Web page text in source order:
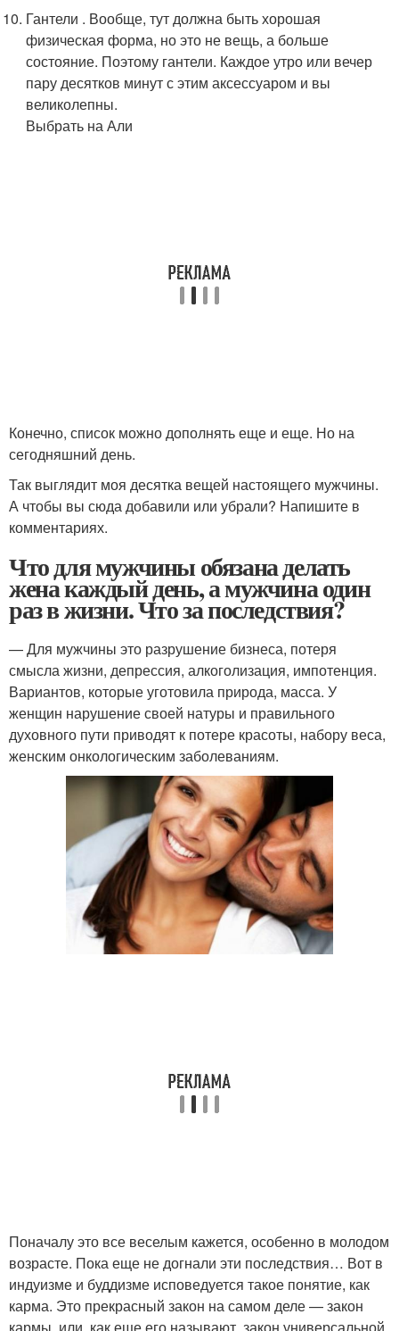
Гантели . Вообще, тут должна быть хорошая
физическая форма, но это не вещь, а больше
состояние. Поэтому гантели. Каждое утро или вечер
пару десятков минут с этим аксессуаром и вы
великолепны.
Выбрать на Али
Конечно, список можно дополнять еще и еще. Но на
сегодняшний день.
Так выглядит моя десятка вещей настоящего мужчины.
А чтобы вы сюда добавили или убрали? Напишите в
комментариях.
Что для мужчины обязана делать
жена каждый день, а мужчина один
раз в жизни. Что за последствия?
— Для мужчины это разрушение бизнеса, потеря
смысла жизни, депрессия, алкоголизация, импотенция.
Вариантов, которые уготовила природа, масса. У
женщин нарушение своей натуры и правильного
духовного пути приводят к потере красоты, набору веса,
женским онкологическим заболеваниям.
Поначалу это все веселым кажется, особенно в молодом
возрасте. Пока еще не догнали эти последствия… Вот в
индуизме и буддизме исповедуется такое понятие, как
карма. Это прекрасный закон на самом деле — закон